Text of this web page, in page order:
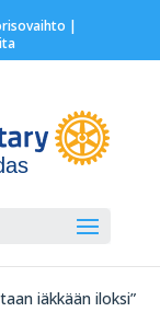
|
iäkkään iloksi”